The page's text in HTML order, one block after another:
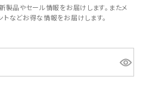
製品やセール情報をお届けします。またメ
などお得な情報をお届けします。